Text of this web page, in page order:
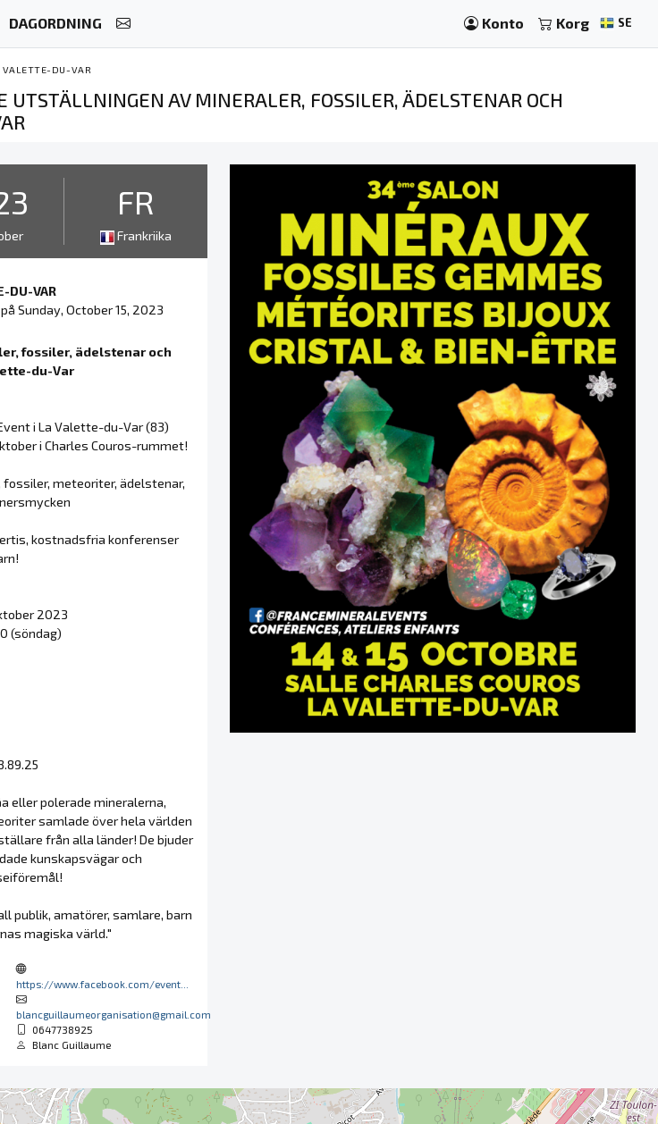
DAGORDNING Konto Korg SE
VALETTE-DU-VAR
AV MINERALER, FOSSILER, ÄDELSTENAR OCH
FR
Frankriika
DU-VAR
Sunday, October 15, 2023
fossiler, ädelstenar och
du-Var
i La Valette-du-Var (83)
i Charles Couros-rummet!
meteoriter, ädelstenar,
kostnadsfria konferenser
2023
(söndag)
eller polerade mineralerna,
samlade över hela världen
från alla länder! De bjuder
kunskapsvägar och
publik, amatörer, samlare, barn
magiska värld."
https://www.facebook.com/event...
blancguillaumeorganisation@gmail.com
0647738925
Blanc Guillaume